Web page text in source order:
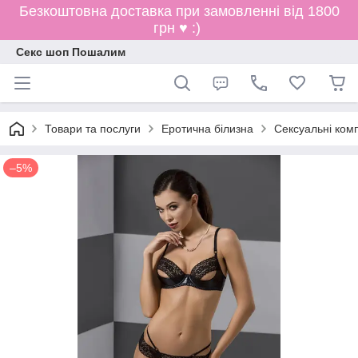
Безкоштовна доставка при замовленні від 1800
грн ♥ :)
Секс шоп Пошалим
Товари та послуги Еротична білизна Сексуальні
–5%